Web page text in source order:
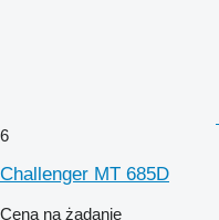
6
Challenger MT 685D
Cena na żądanie